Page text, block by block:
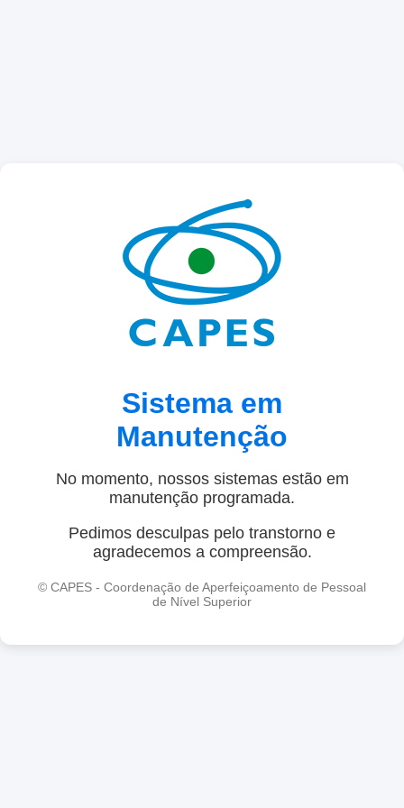
Sistema em
Manutenção
No momento, nossos sistemas estão em
manutenção programada.
Pedimos desculpas pelo transtorno e
agradecemos a compreensão.
© CAPES - Coordenação de Aperfeiçoamento de Pessoal
de Nível Superior